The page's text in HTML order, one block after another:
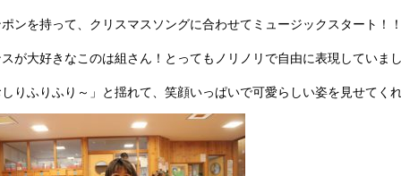
ンを持って、クリスマスソングに合わせてミュージックスタート！！
が大好きなこのは組さん！とってもノリノリで自由に表現していまし
りふりふり～」と揺れて、笑顔いっぱいで可愛らしい姿を見せてく